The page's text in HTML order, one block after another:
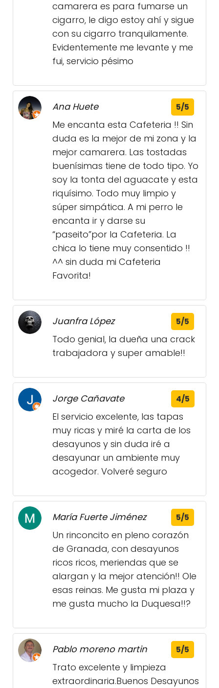
camarera es para fumarse un
cigarro, le digo estoy ahí y sigue
con su cigarro tranquilamente.
Evidentemente me levante y me
fui, servicio pésimo
Ana Huete 5/5
Me encanta esta Cafeteria !! Sin
duda es la mejor de mi zona y la
mejor camarera. Las tostadas
buenísimas tiene de todo tipo. Yo
soy la tonta del aguacate y esta
riquísimo. Todo muy limpio y
súper simpática. A mi perro le
encanta ir y darse su
“paseito”por la Cafeteria. La
chica lo tiene muy consentido !!
^^ sin duda mi Cafeteria
Favorita!
Juanfra López 5/5
Todo genial, la dueña una crack
trabajadora y super amable!!
Jorge Cañavate 4/5
El servicio excelente, las tapas
muy ricas y miré la carta de los
desayunos y sin duda iré a
desayunar un ambiente muy
acogedor. Volveré seguro
María Fuerte Jiménez 5/5
Un rinconcito en pleno corazón
de Granada, con desayunos
ricos ricos, meriendas que se
alargan y la mejor atención!! Ole
esas reinas. Me gusta mi plaza y
me gusta mucho la Duquesa!!?
Pablo moreno martin 5/5
Trato excelente y limpieza
extraordinaria.Buenos Desayunos